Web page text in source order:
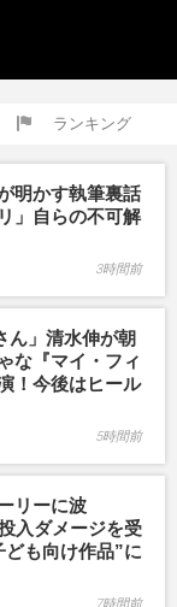
ランキング
明かす執筆裏話
」自らの不可解
3時間前
ん」清水伸が朝
な『マイ・フィ
！今後はヒール
5時間前
リーに波
入ダメージを受
も向け作品”に
7時間前